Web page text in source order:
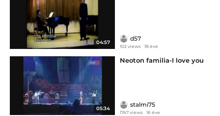
04:57
d57
102 views 18 éve
05:34
Neoton familia-I love you
stalmi75
1747 views 16 éve